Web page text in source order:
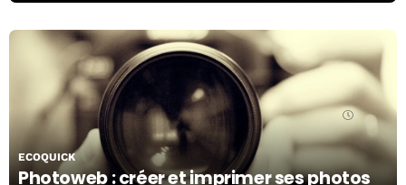
Photoweb : créer et imprimer ses photos
ECOQUICK
22/10/19